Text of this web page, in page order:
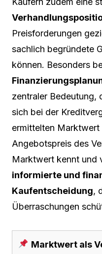
Preisforderungen
sachlich begründete
können. Besonders
zentraler Bedeutung,
sich bei der
ermittelten Marktwert
Angebotspreis des
Marktwert kennt und
informierte und
Kaufentscheidung,
Überraschungen
Marktwert als